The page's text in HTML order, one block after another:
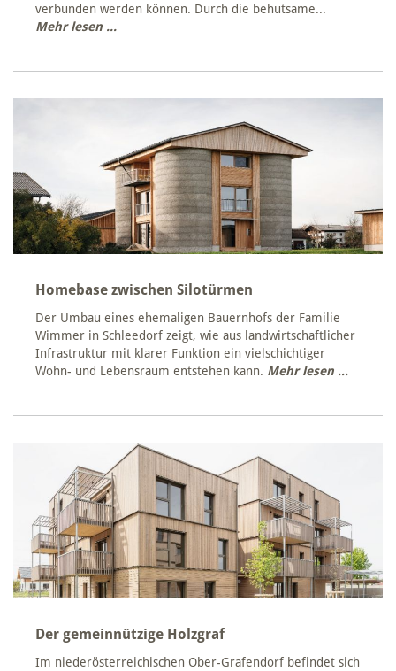
verbunden werden können. Durch die behutsame...
Mehr lesen ...
Homebase zwischen Silotürmen
Der Umbau eines ehemaligen Bauernhofs der Familie
Wimmer in Schleedorf zeigt, wie aus landwirtschaftlicher
Infrastruktur mit klarer Funktion ein vielschichtiger
Wohn- und Lebensraum entstehen kann. Mehr lesen ...
Der gemeinnützige Holzgraf
Im niederösterreichischen Ober-Grafendorf befindet sich